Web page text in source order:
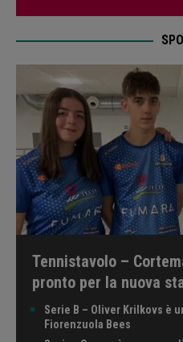
Tennistavolo –
pronto per la nuova
Serie B – Oliver Krilkovs è
Fiorenzuola Bees